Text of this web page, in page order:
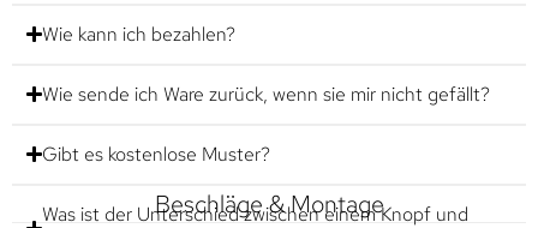
Wie kann ich bezahlen?
Wie sende ich Ware zurück, wenn sie mir nicht gefällt?
Gibt es kostenlose Muster?
Beschläge & Montage
Was ist der Unterschied zwischen einem Knopf und